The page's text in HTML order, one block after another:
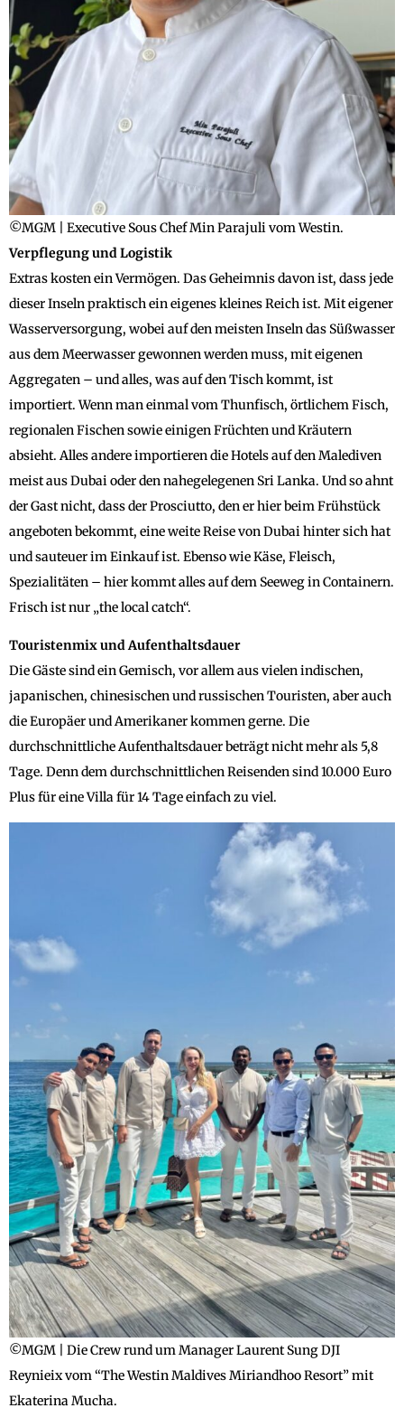
©MGM | Executive Sous Chef Min Parajuli vom Westin.
Verpflegung und Logistik
Extras kosten ein Vermögen. Das Geheimnis davon ist, dass jede
dieser Inseln praktisch ein eigenes kleines Reich ist. Mit eigener
Wasserversorgung, wobei auf den meisten Inseln das Süßwasser
aus dem Meerwasser gewonnen werden muss, mit eigenen
Aggregaten – und alles, was auf den Tisch kommt, ist
importiert. Wenn man einmal vom Thunfisch, örtlichem Fisch,
regionalen Fischen sowie einigen Früchten und Kräutern
absieht. Alles andere importieren die Hotels auf den Malediven
meist aus Dubai oder den nahegelegenen Sri Lanka. Und so ahnt
der Gast nicht, dass der Prosciutto, den er hier beim Frühstück
angeboten bekommt, eine weite Reise von Dubai hinter sich hat
und sauteuer im Einkauf ist. Ebenso wie Käse, Fleisch,
Spezialitäten – hier kommt alles auf dem Seeweg in Containern.
Frisch ist nur „the local catch“.
Touristenmix und Aufenthaltsdauer
Die Gäste sind ein Gemisch, vor allem aus vielen indischen,
japanischen, chinesischen und russischen Touristen, aber auch
die Europäer und Amerikaner kommen gerne. Die
durchschnittliche Aufenthaltsdauer beträgt nicht mehr als 5,8
Tage. Denn dem durchschnittlichen Reisenden sind 10.000 Euro
Plus für eine Villa für 14 Tage einfach zu viel.
©MGM | Die Crew rund um Manager Laurent Sung DJI
Reynieix vom “The Westin Maldives Miriandhoo Resort” mit
Ekaterina Mucha.